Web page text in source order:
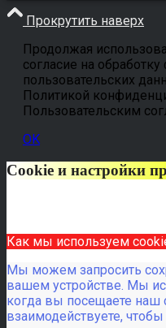
Прокрутить наверх
Продолжая
согласие на
пользовательских
Политикой
Пользовательским
OK
Cookie и настройки
Как мы используем
Мы можем запросить
вашем устройстве. Мы
когда вы посещаете наш
взаимодействуете,